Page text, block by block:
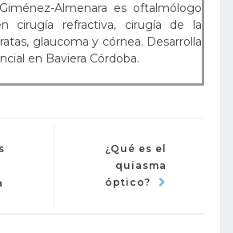
Almenara es oftalmólogo
cirugía refractiva, cirugía de la
glaucoma y córnea. Desarrolla
en Baviera Córdoba.
¿Qué es el
quiasma
óptico?